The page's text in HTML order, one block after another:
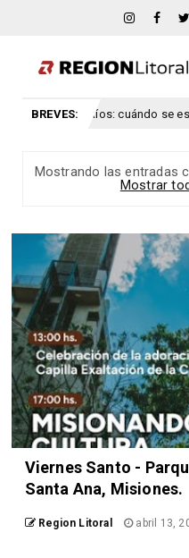
BREVES:
para Entre Ríos: cuándo se
Mostrando las entradas
Mostrar
Viernes Santo -
Santa Ana, Misiones.
Region Litoral abril 13,